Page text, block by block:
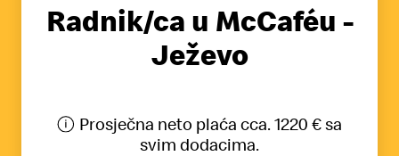
Radnik/ca u McCaféu -
Ježevo
Prosječna neto plaća cca. 1220 € sa
svim dodacima.